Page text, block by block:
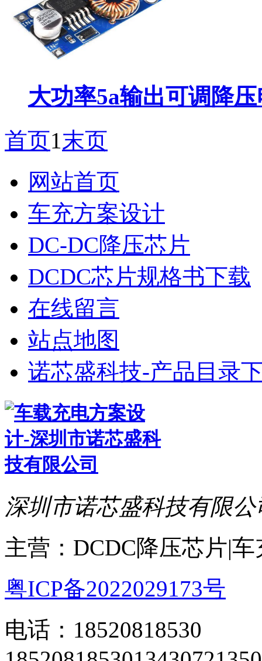
大功率5a输出可调降
首页1末页
网站首页
车充方案设计
DC-DC降压芯片
DCDC芯片规格书下载
在线留言
站点地图
诺芯盛科技-产品目录
深圳市诺芯盛科技有限公
主营：DCDC降压芯片|
粤ICP备2022029173号
电话：18520818530